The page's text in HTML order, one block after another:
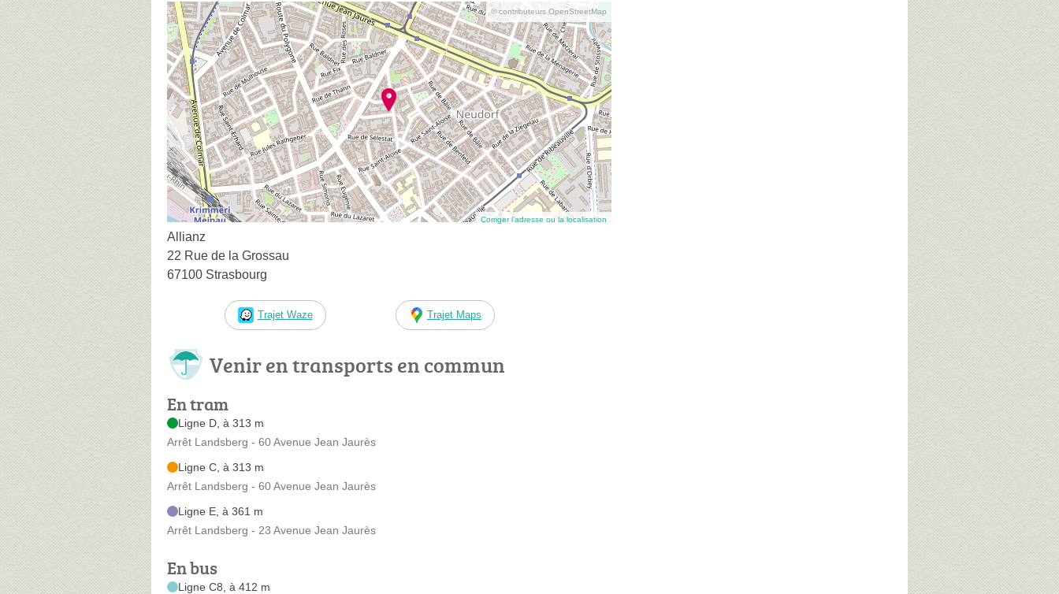
© contributeurs OpenStreetMap
Corriger l’adresse ou la localisation
Allianz
22 Rue de la Grossau
67100 Strasbourg
Trajet Waze Trajet Maps
Venir en transports en commun
En tram
Ligne D, à 313 m
Arrêt Landsberg - 60 Avenue Jean Jaurès
Ligne C, à 313 m
Arrêt Landsberg - 60 Avenue Jean Jaurès
Ligne E, à 361 m
Arrêt Landsberg - 23 Avenue Jean Jaurès
En bus
Ligne C8, à 412 m